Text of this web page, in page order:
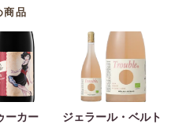
商品
ーカー
ジェラール・ベルト